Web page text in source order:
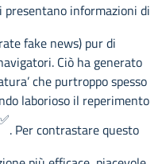
presentano informazioni di
fake news) pur di
Ciò ha generato
che purtroppo spesso
laborioso il reperimento
. Per contrastare questo